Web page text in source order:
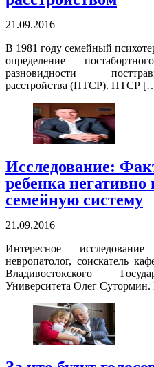
21.09.2016
В 1981 году семейный
определение
разновидности
расстройства (ПТСР). ПТСР
Исследование:
ребенка
семейную систему
21.09.2016
Интересное
невропатолог, соискатель
Владивостокского
Университета Олег